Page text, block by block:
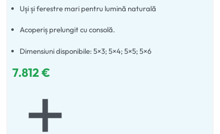
Uși și ferestre mari pentru lumină naturală
Acoperiș prelungit cu consolă.
Dimensiuni disponibile: 5×3; 5×4; 5×5; 5×6
7.812 €